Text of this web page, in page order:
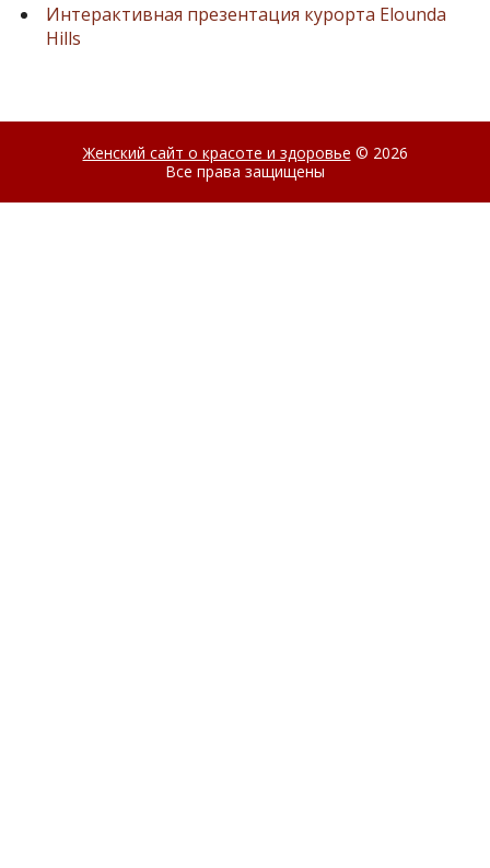
Интерактивная презентация курорта Elounda
Hills
Женский сайт о красоте и здоровье © 2026
Все права защищены